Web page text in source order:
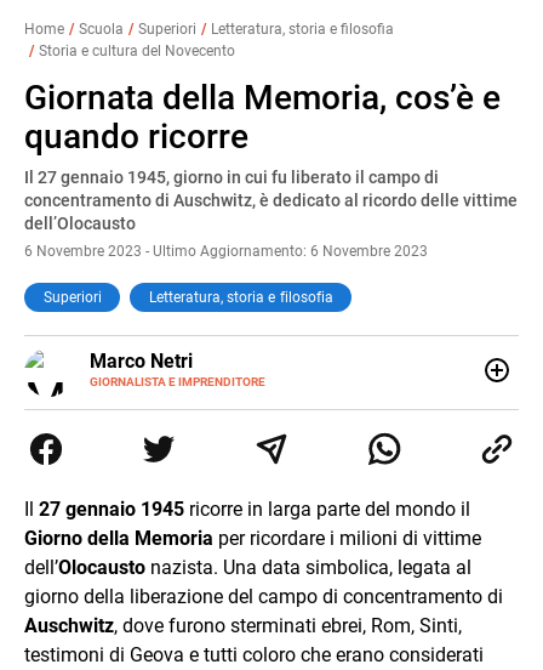
Home Scuola Superiori
Letteratura, storia e filosofia
Storia e cultura del Novecento
Giornata della Memoria, cos’è e
quando ricorre
Il 27 gennaio 1945, giorno in cui fu liberato il campo di
concentramento di Auschwitz, è dedicato al ricordo delle vittime
dell’Olocausto
6 Novembre 2023 - Ultimo Aggiornamento: 6 Novembre 2023
Superiori Letteratura, storia e filosofia
Marco Netri
GIORNALISTA E IMPRENDITORE
E-
MAIL
Giornalismo conseguiti alla Luiss, ho associato la
passione per la scrittura a quello per lo studio
imprenditore di me stesso.
Il 27 gennaio 1945 ricorre in larga parte del mondo il
Giorno della Memoria per ricordare i milioni di vittime
dell’Olocausto nazista. Una data simbolica, legata al
giorno della liberazione del campo di concentramento di
Auschwitz, dove furono sterminati ebrei, Rom, Sinti,
testimoni di Geova e tutti coloro che erano considerati